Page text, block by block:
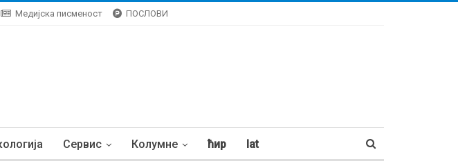
Медијска писменост ПОСЛОВИ
Сервис Колумне ћир lat